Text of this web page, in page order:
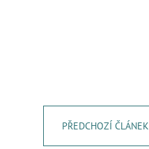
PŘEDCHOZÍ ČLÁNEK